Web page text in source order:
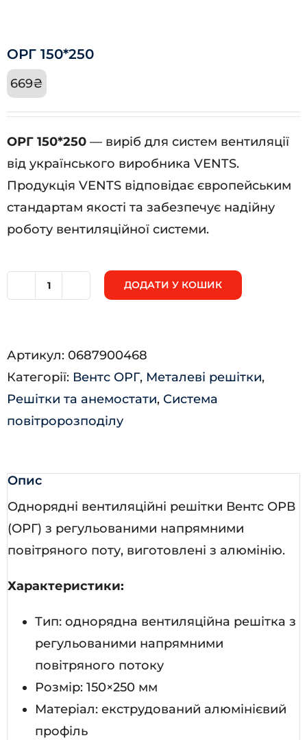
ОРГ 150*250
669₴
ОРГ 150*250 — виріб для систем вентиляції
від українського виробника VENTS.
Продукція VENTS відповідає європейським
стандартам якості та забезпечує надійну
роботу вентиляційної системи.
ДОДАТИ У КОШИК
Артикул: 0687900468
Категорії: Вентс ОРГ, Металеві решітки,
Решітки та анемостати, Система
повітророзподілу
Опис
Однорядні вентиляційні решітки Вентс ОРВ
(ОРГ) з регульованими напрямними
повітряного поту, виготовлені з алюмінію.
Характеристики:
Тип: однорядна вентиляційна решітка з
регульованими напрямними
повітряного потоку
Розмір: 150×250 мм
Матеріал: екструдований алюмінієвий
профіль